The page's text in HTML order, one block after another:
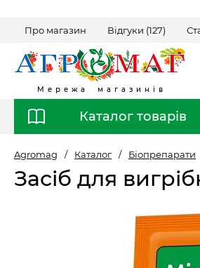
Про магазин Відгуки (127)
Мережа магазинів
Каталог товарів
Agromag / Каталог / Біопрепарати
Засіб для